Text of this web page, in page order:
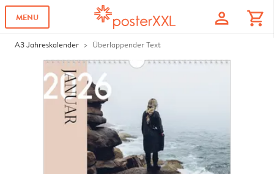
MENU profile shopping_cart
A3 Jahreskalender Überlappender Text